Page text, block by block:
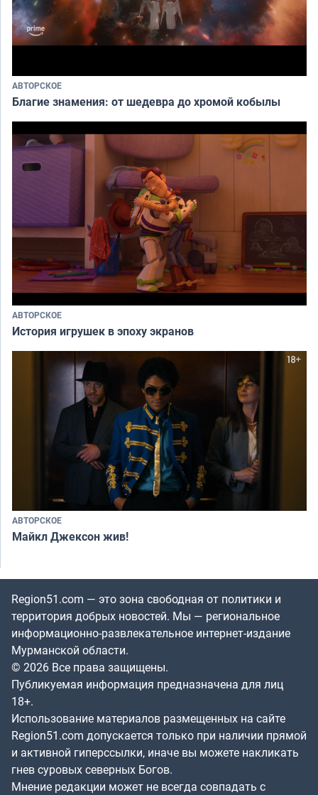
АВТОРСКОЕ
Благие знамения: от шедевра до хромой кобылы
АВТОРСКОЕ
История игрушек в эпоху экранов
АВТОРСКОЕ
Майкл Джексон жив!
Region51.com — это зона свободная от политики и
территория добрых новостей. Мы — региональное
информационно-развлекательное интернет-издание
Мурманской области.
© 2026 Все права защищены.
Публикуемая информация предназначена для лиц
18+.
Использование материалов размещенных на сайте
Region51.com допускается только при наличии прямой
и активной гиперссылки, иначе вы можете накликать
гнев суровых северных Богов.
Мнение редакции может не всегда совпадать с